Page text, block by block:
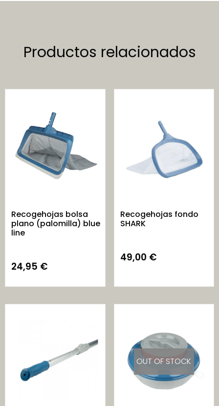
Productos relacionados
Recogehojas bolsa
plano (palomilla) blue
line
24,95 €
Recogehojas fondo
SHARK
49,00 €
OUT OF STOCK